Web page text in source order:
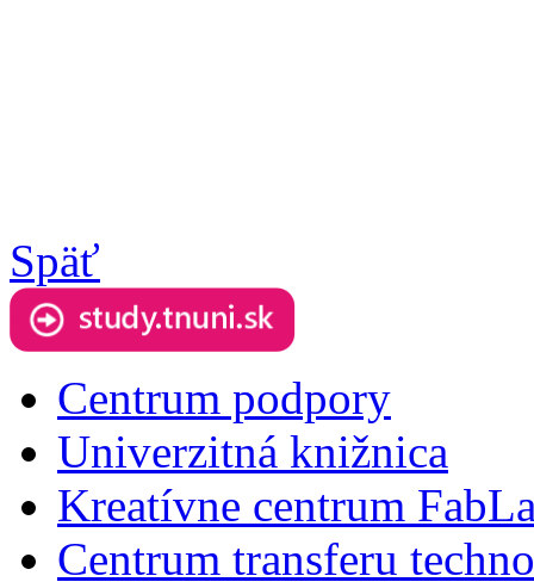
Späť
Centrum podpory
Univerzitná knižnica
Kreatívne centrum
Centrum transferu